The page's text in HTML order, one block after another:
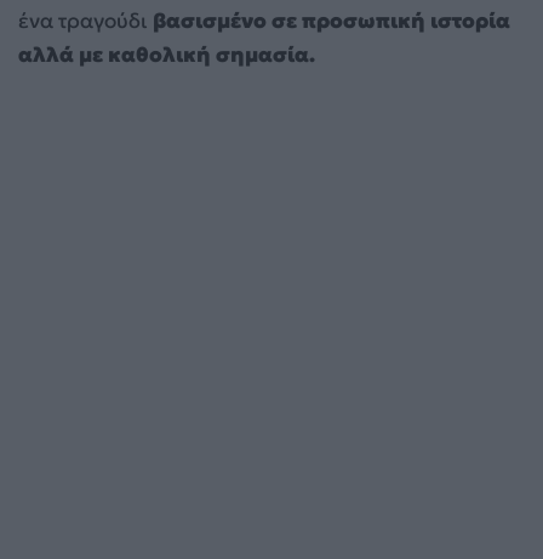
ένα τραγούδι βασισμένο σε προσωπική ιστορία
αλλά με καθολική σημασία.